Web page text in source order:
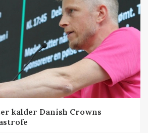
kalder Danish Crowns